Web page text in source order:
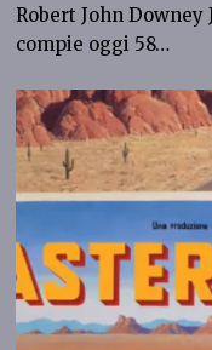
Robert John Downey
compie oggi 58…